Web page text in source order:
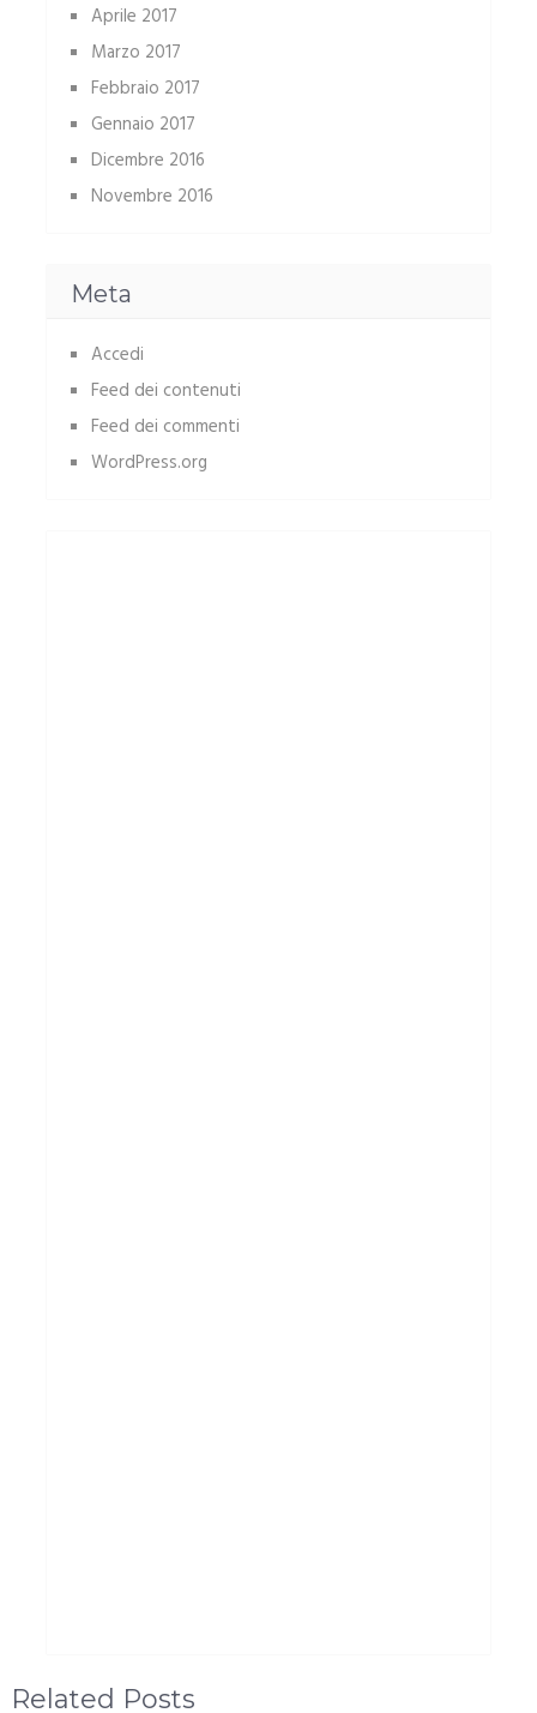
Aprile 2017
Marzo 2017
Febbraio 2017
Gennaio 2017
Dicembre 2016
Novembre 2016
Meta
Accedi
Feed dei contenuti
Feed dei commenti
WordPress.org
Related Posts